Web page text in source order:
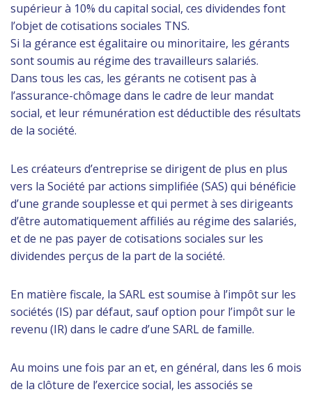
supérieur à 10% du capital social, ces dividendes font
l’objet de cotisations sociales TNS.
Si la gérance est égalitaire ou minoritaire, les gérants
sont soumis au régime des travailleurs salariés.
Dans tous les cas, les gérants ne cotisent pas à
l’assurance-chômage dans le cadre de leur mandat
social, et leur rémunération est déductible des résultats
de la société.
Les créateurs d’entreprise se dirigent de plus en plus
vers la Société par actions simplifiée (SAS) qui bénéficie
d’une grande souplesse et qui permet à ses dirigeants
d’être automatiquement affiliés au régime des salariés,
et de ne pas payer de cotisations sociales sur les
dividendes perçus de la part de la société.
En matière fiscale, la SARL est soumise à l’impôt sur les
sociétés (IS) par défaut, sauf option pour l’impôt sur le
revenu (IR) dans le cadre d’une SARL de famille.
Au moins une fois par an et, en général, dans les 6 mois
de la clôture de l’exercice social, les associés se